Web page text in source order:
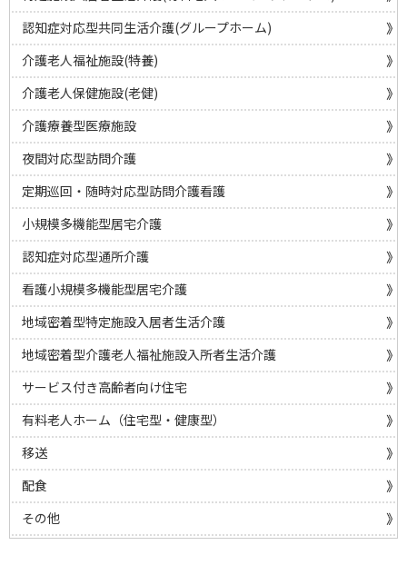
認知症対応型共同生活介護(グループホーム)
介護老人福祉施設(特養)
介護老人保健施設(老健)
介護療養型医療施設
夜間対応型訪問介護
定期巡回・随時対応型訪問介護看護
小規模多機能型居宅介護
認知症対応型通所介護
看護小規模多機能型居宅介護
地域密着型特定施設入居者生活介護
地域密着型介護老人福祉施設入所者生活介護
サービス付き高齢者向け住宅
有料老人ホーム（住宅型・健康型）
移送
配食
その他